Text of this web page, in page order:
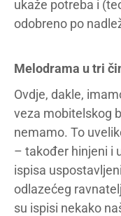
ukaže potreba i
odobreno po
Melodrama u tri
Ovdje, dakle,
veza mobitelskog
nemamo. To
– također hinjeni i
ispisa
odlazećeg
su ispisi nekako